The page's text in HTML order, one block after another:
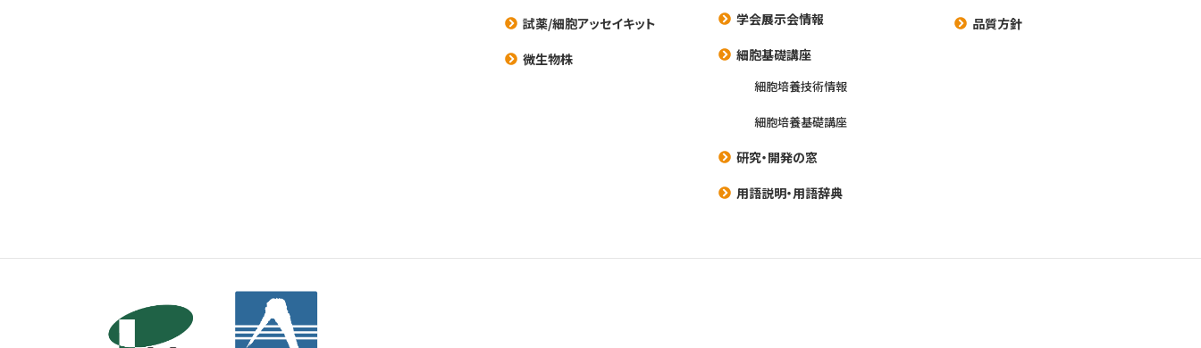
試薬/細胞アッセイキット
微生物株
学会展示会情報
細胞基礎講座
細胞培養技術情報
細胞培養基礎講座
研究・開発の窓
用語説明・用語辞典
品質方針